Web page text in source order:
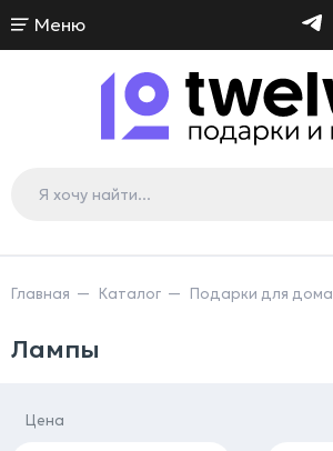
Меню
Главная Каталог Подарки для дома
Лампы
Цена